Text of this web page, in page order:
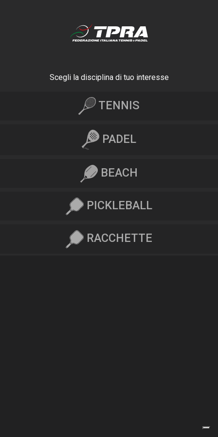
Scegli la disciplina di tuo interesse
TENNIS
PADEL
BEACH
PICKLEBALL
RACCHETTE